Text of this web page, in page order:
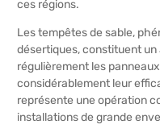
ces régions.
Les tempêtes de sable,
désertiques, constituent
régulièrement les
considérablement leur
représente une opération
installations de grande